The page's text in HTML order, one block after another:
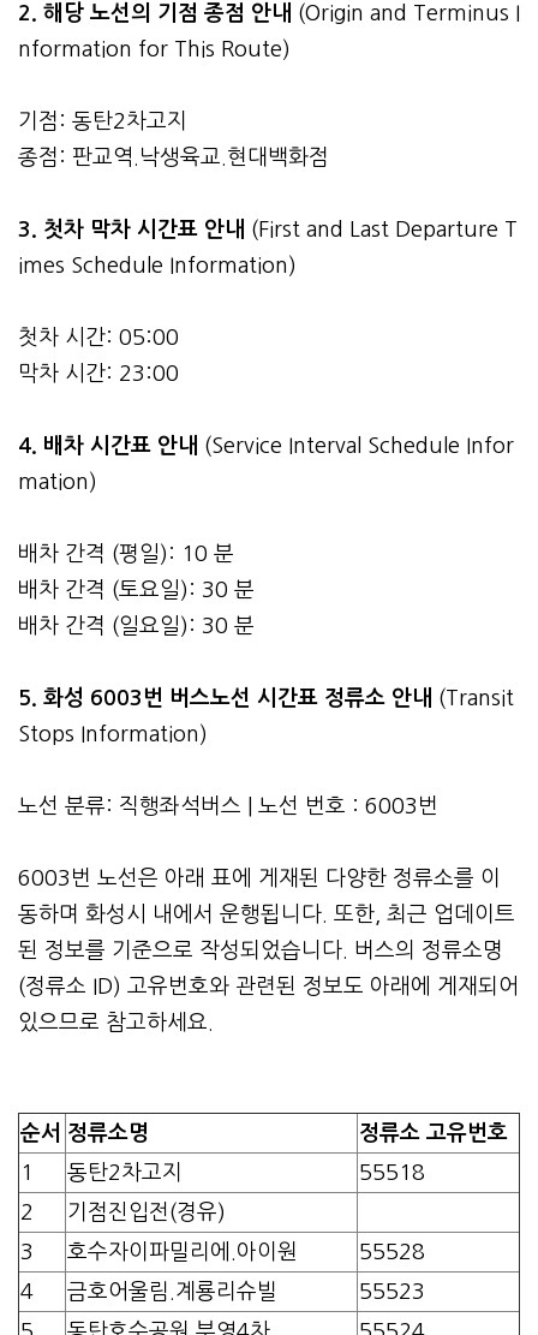
2. 해당 노선의 기점 종점 안내 (Origin and Terminus I
nformation for This Route)
기점: 동탄2차고지
종점: 판교역.낙생육교.현대백화점
3. 첫차 막차 시간표 안내 (First and Last Departure T
imes Schedule Information)
첫차 시간: 05:00
막차 시간: 23:00
4. 배차 시간표 안내 (Service Interval Schedule Infor
mation)
배차 간격 (평일): 10 분
배차 간격 (토요일): 30 분
배차 간격 (일요일): 30 분
5. 화성 6003번 버스노선 시간표 정류소 안내 (Transit
Stops Information)
노선 분류: 직행좌석버스 | 노선 번호 : 6003번
6003번 노선은 아래 표에 게재된 다양한 정류소를 이
동하며 화성시 내에서 운행됩니다. 또한, 최근 업데이트
된 정보를 기준으로 작성되었습니다. 버스의 정류소명
(정류소 ID) 고유번호와 관련된 정보도 아래에 게재되어
있으므로 참고하세요.
순서 정류소명
정류소 고유번호
1
동탄2차고지
55518
2
기점진입전(경유)
3
호수자이파밀리에.아이원
55528
4
금호어울림.계룡리슈빌
55523